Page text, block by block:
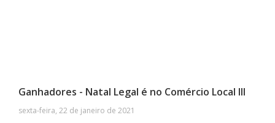
Ganhadores - Natal Legal é no Comércio Local III
sexta-feira, 22 de janeiro de 2021